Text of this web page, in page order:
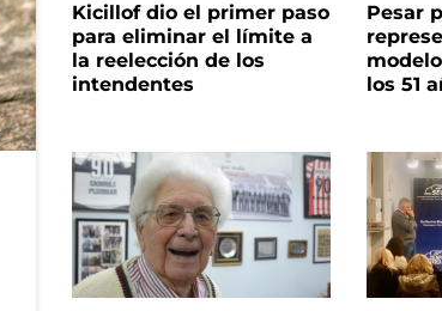
Kicillof dio el primer paso
para eliminar el límite a
la reelección de los
intendentes
Pesar
los 51